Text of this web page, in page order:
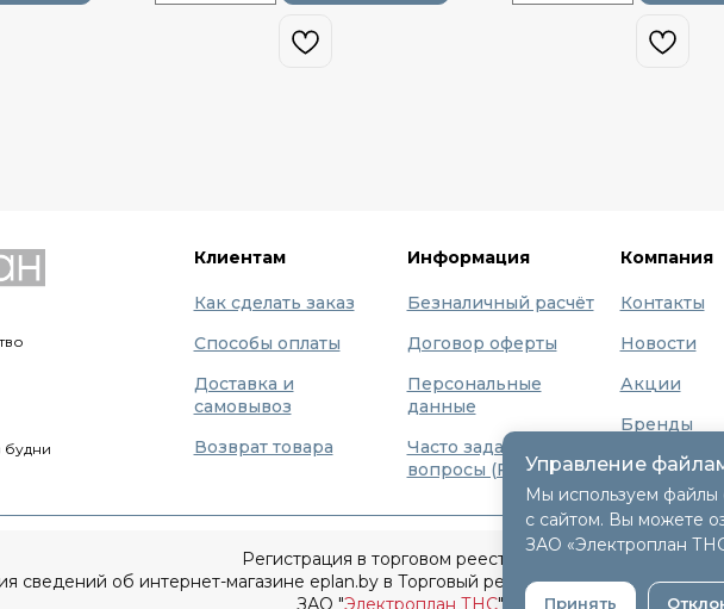
Управление
Мы используем файлы
с сайтом. Вы можете
ЗАО «Электроплан
Принять
будни
Клиентам
Как сделать заказ
Способы оплаты
Доставка и
самовывоз
Возврат товара
Информация
Безналичный расчёт
Договор оферты
Персональные
данные
Часто задаваемые
вопросы (FAQ)
Компания
Контакты
Новости
Акции
Бренды
О нас
Регистрация в торговом реестре 9 декабря 2015г.
сведений об интернет-магазине eplan.by в Торговый реестр Республики
ЗАО "Электроплан ТНС" © 2005-2026.